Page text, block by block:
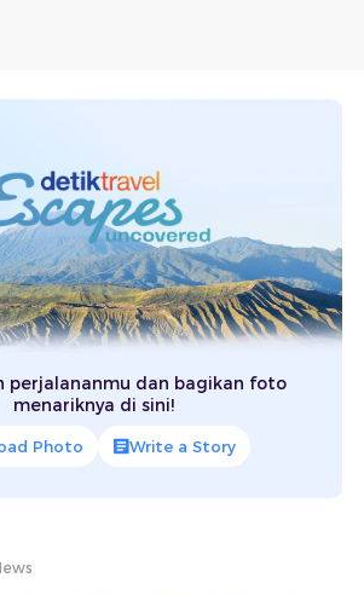
perjalananmu dan bagikan foto
menariknya di sini!
Photo Write a Story